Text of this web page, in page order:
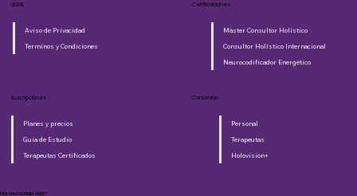
Aviso de Privacidad
Terminos y Condiciones
LEGAL
Máster Consultor Holístico
Consultor Holístico Internacional
Neurocodificador Energético
Certificaciones
Contenido
Personal
Terapeutas
Holovision+
Planes y precios
Guia de Estudio
Terapeutas Certificados
Suscripciónes
HOLOACADEMIA 2025®​